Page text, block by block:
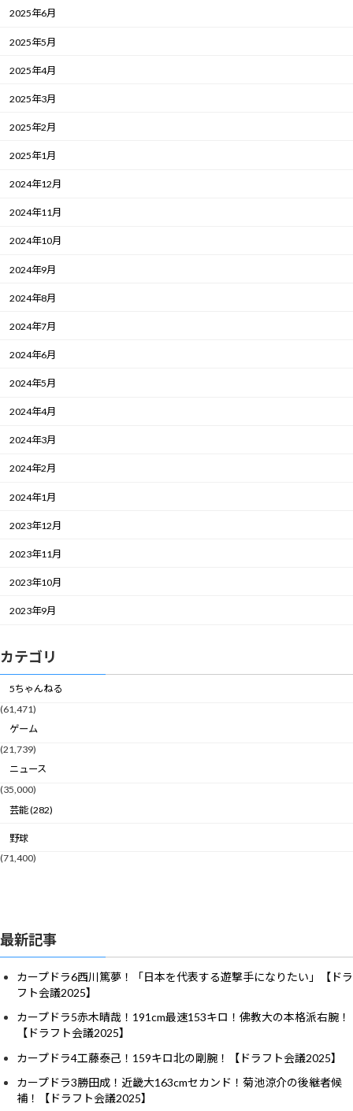
2025年6月
2025年5月
2025年4月
2025年3月
2025年2月
2025年1月
2024年12月
2024年11月
2024年10月
2024年9月
2024年8月
2024年7月
2024年6月
2024年5月
2024年4月
2024年3月
2024年2月
2024年1月
2023年12月
2023年11月
2023年10月
2023年9月
カテゴリ
5ちゃんねる
(61,471)
ゲーム
(21,739)
ニュース
(35,000)
芸能 (282)
野球
(71,400)
最新記事
カープドラ6西川篤夢！「日本を代表する遊撃手になりたい」【ドラ
フト会議2025】
カープドラ5赤木晴哉！191cm最速153キロ！佛教大の本格派右腕！
【ドラフト会議2025】
カープドラ4工藤泰己！159キロ北の剛腕！【ドラフト会議2025】
カープドラ3勝田成！近畿大163cmセカンド！菊池涼介の後継者候
補！【ドラフト会議2025】